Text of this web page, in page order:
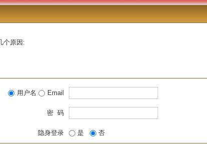
个原因:
用户名
Email
密 码
隐身登录 是 否